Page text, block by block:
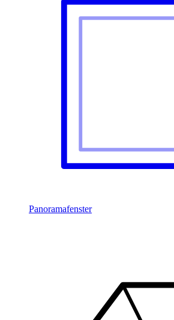
Panoramafenster